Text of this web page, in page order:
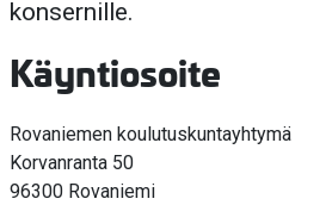
konsernille.
Käyntiosoite
Rovaniemen koulutuskuntayhtymä
Korvanranta 50
96300 Rovaniemi